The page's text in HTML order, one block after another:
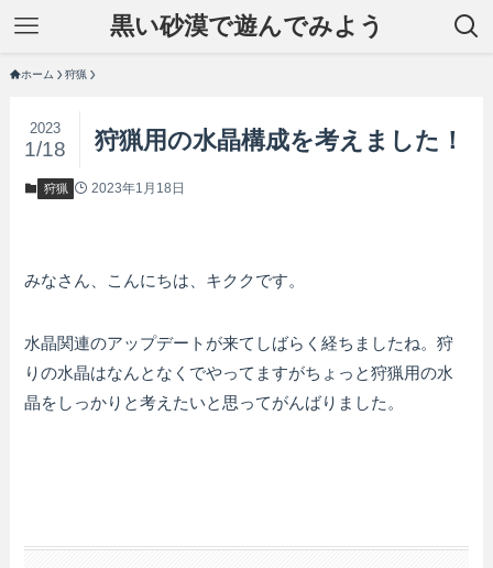
黒い砂漠で遊んでみよう
ホーム 狩猟
狩猟用の水晶構成を考えました！
2023
1/18
狩猟 2023年1月18日
みなさん、こんにちは、キククです。
水晶関連のアップデートが来てしばらく経ちましたね。狩
りの水晶はなんとなくでやってますがちょっと狩猟用の水
晶をしっかりと考えたいと思ってがんばりました。